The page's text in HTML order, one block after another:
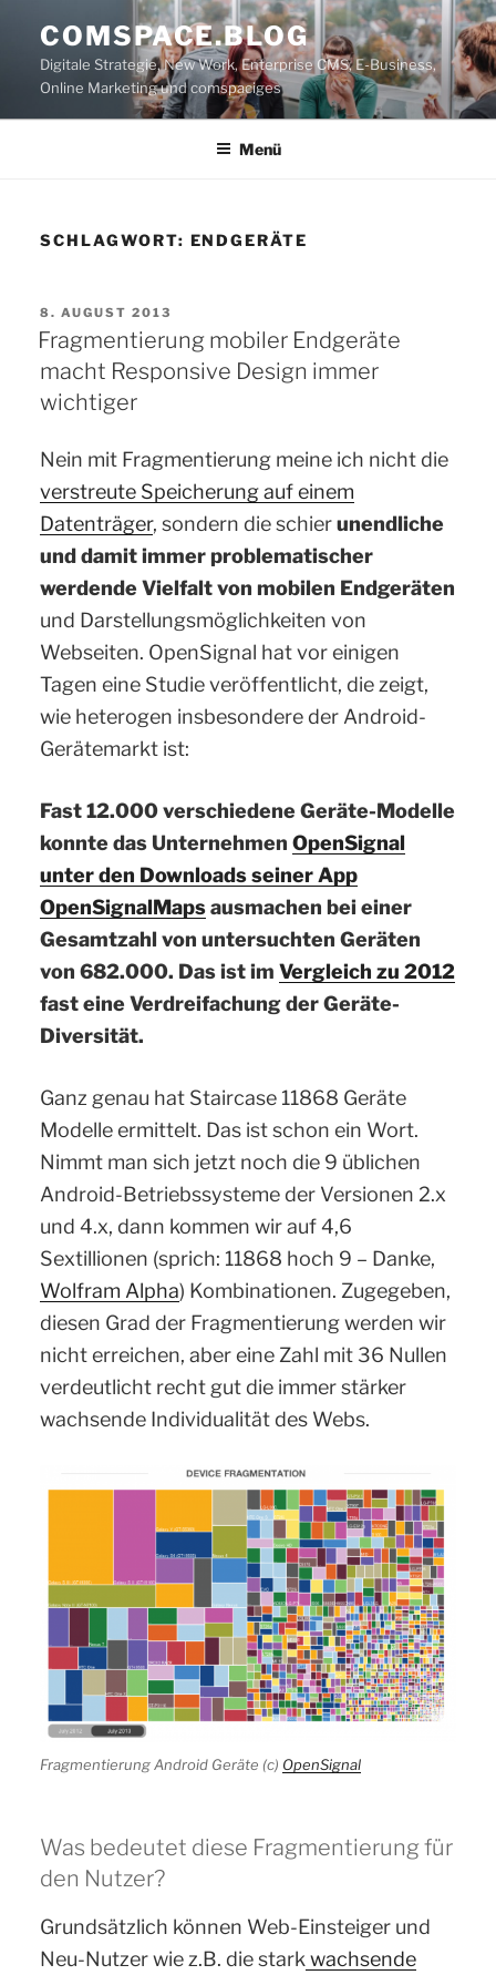
Inhalt
springen
COMSPACE.BLOG
Digitale Strategie, New Work, Enterprise CMS, E-Business,
Online Marketing und comspaciges
Menü
SCHLAGWORT: ENDGERÄTE
VERÖFFENTLICHT
AM
8. AUGUST 2013
Fragmentierung mobiler Endgeräte
macht Responsive Design immer
wichtiger
Nein mit Fragmentierung meine ich nicht die
verstreute Speicherung auf einem
Datenträger, sondern die schierunendliche
und damit immer problematischer
werdende Vielfalt von mobilen Endgeräten
und Darstellungsmöglichkeiten von
Webseiten. OpenSignal hat vor einigen
Tagen eine Studie veröffentlicht, die zeigt,
wie heterogen insbesondere der Android-
Gerätemarkt ist:
Fast 12.000 verschiedene Geräte-Modelle
konnte das Unternehmen OpenSignal
unter den Downloads seiner App
OpenSignalMapsausmachen bei einer
Gesamtzahl von untersuchten Geräten
von 682.000. Das ist im Vergleich zu 2012
fast eine Verdreifachung der Geräte-
Diversität.
Ganz genau hat Staircase 11868 Geräte
Modelle ermittelt. Das ist schon ein Wort.
Nimmt man sich jetzt noch die 9 üblichen
Android-Betriebssysteme der Versionen 2.x
und 4.x, dann kommen wir auf 4,6
Sextillionen (sprich: 11868 hoch 9 – Danke,
Wolfram Alpha) Kombinationen. Zugegeben,
diesen Grad der Fragmentierung werden wir
nicht erreichen, aber eine Zahl mit 36 Nullen
verdeutlicht recht gut die immer stärker
wachsende Individualität des Webs.
Fragmentierung Android Geräte (c) OpenSignal
Was bedeutet diese Fragmentierung für
den Nutzer?
Grundsätzlich können Web-Einsteiger und
Neu-Nutzer wie z.B. die stark wachsende